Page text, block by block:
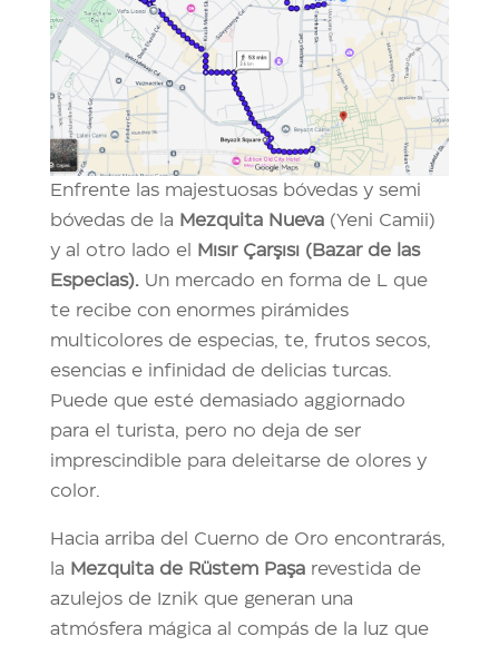
Enfrente las majestuosas bóvedas y semi
bóvedas de la Mezquita Nueva(Yeni Camii)
y al otro lado el
Mısır Çarşısı (Bazar de las
Especias).Un mercado en forma de L que
te recibe con enormes pirámides
multicolores de especias, te, frutos secos,
esencias e infinidad de delicias turcas.
Puede que esté demasiado aggiornado
para el turista, pero no deja de ser
imprescindible para deleitarse de olores y
color.
Hacia arriba del Cuerno de Oro encontrarás,
la Mezquita de Rüstem Paşarevestida de
azulejos de Iznik que generan una
atmósfera mágica al compás de la luz que